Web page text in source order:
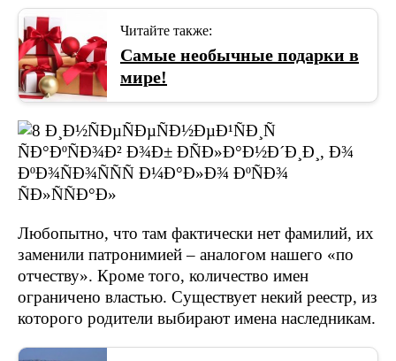
Читайте также:
Самые необычные подарки в
мире!
Любопытно, что там фактически нет фамилий, их
заменили патронимией – аналогом нашего «по
отчеству». Кроме того, количество имен
ограничено властью. Существует некий реестр, из
которого родители выбирают имена наследникам.